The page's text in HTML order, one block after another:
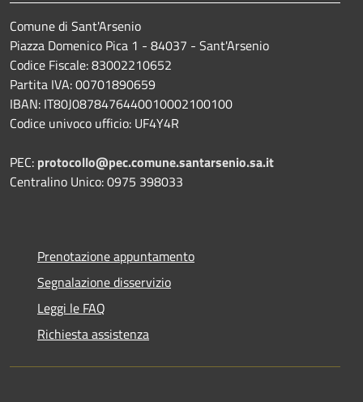
Comune di Sant'Arsenio
Piazza Domenico Pica 1 - 84037 - Sant'Arsenio
Codice Fiscale: 83002210652
Partita IVA: 00701890659
IBAN: IT80J0878476440010002100100
Codice univoco ufficio: UF4Y4R
PEC: protocollo@pec.comune.santarsenio.sa.it
Centralino Unico: 0975 398033
Prenotazione appuntamento
Segnalazione disservizio
Leggi le FAQ
Richiesta assistenza